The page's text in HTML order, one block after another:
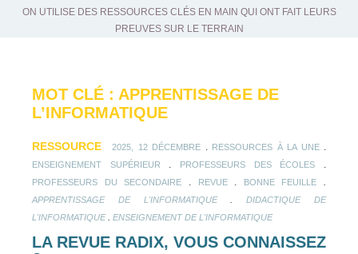
ON UTILISE DES RESSOURCES CLÉS EN MAIN QUI ONT FAIT LEURS
PREUVES SUR LE TERRAIN
MOT CLÉ : APPRENTISSAGE DE
L’INFORMATIQUE
RESSOURCE 2025, 12 DÉCEMBRE RESSOURCES À LA UNE.
ENSEIGNEMENT SUPÉRIEUR PROFESSEURS DES ÉCOLES
PROFESSEURS DU SECONDAIRE REVUE. BONNE FEUILLE
APPRENTISSAGE DE L'INFORMATIQUE.DIDACTIQUE DE
L'INFORMATIQUE. ENSEIGNEMENT DE L'INFORMATIQUE
LA REVUE RADIX, VOUS CONNAISSEZ